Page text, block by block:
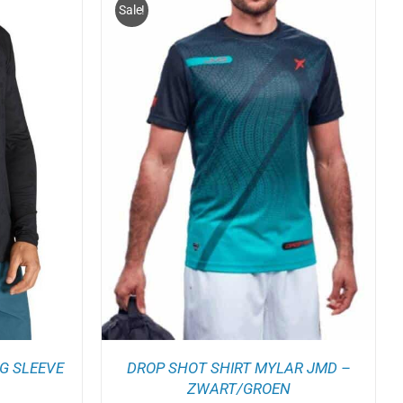
SLEEVE
Sale!
DETAILS
DROP SHOT SHIRT MYLAR JMD –
ZWART/GROEN